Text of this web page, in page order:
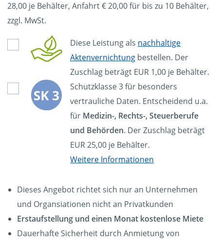
28,00 je Behälter, Anfahrt € 20,00 für bis zu 10 Behälter,
zzgl. MwSt.
Diese Leistung als nachhaltige
Aktenvernichtung bestellen. Der
Zuschlag beträgt EUR 1,00 je Behälter.
Schutzklasse 3 für besonders
vertrauliche Daten. Entscheidend u.a.
für Medizin-, Rechts-, Steuerberufe
und Behörden. Der Zuschlag beträgt
EUR 25,00 je Behälter.
Weitere Informationen
Dieses Angebot richtet sich nur an Unternehmen
und Organsiationen nicht an Privatkunden
Erstaufstellung und einen Monat kostenlose Miete
Dauerhafte Sicherheit durch Anmietung von